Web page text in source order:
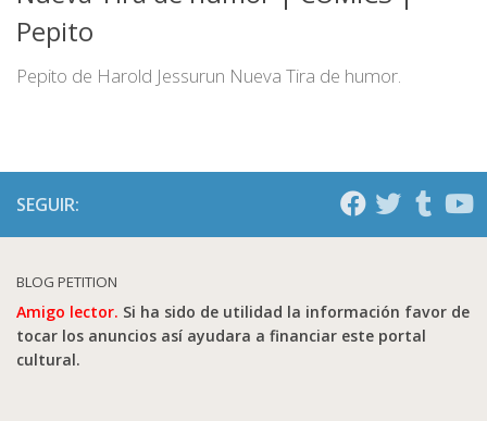
Pepito
Pepito de Harold Jessurun Nueva Tira de humor.
SEGUIR:
BLOG PETITION
Amigo lector. Si ha sido de utilidad la información favor de
tocar los anuncios así ayudara a financiar este portal
cultural.